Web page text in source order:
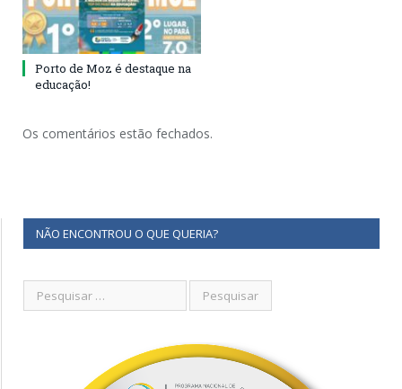
Porto de Moz é destaque na
educação!
Os comentários estão fechados.
NÃO ENCONTROU O QUE QUERIA?